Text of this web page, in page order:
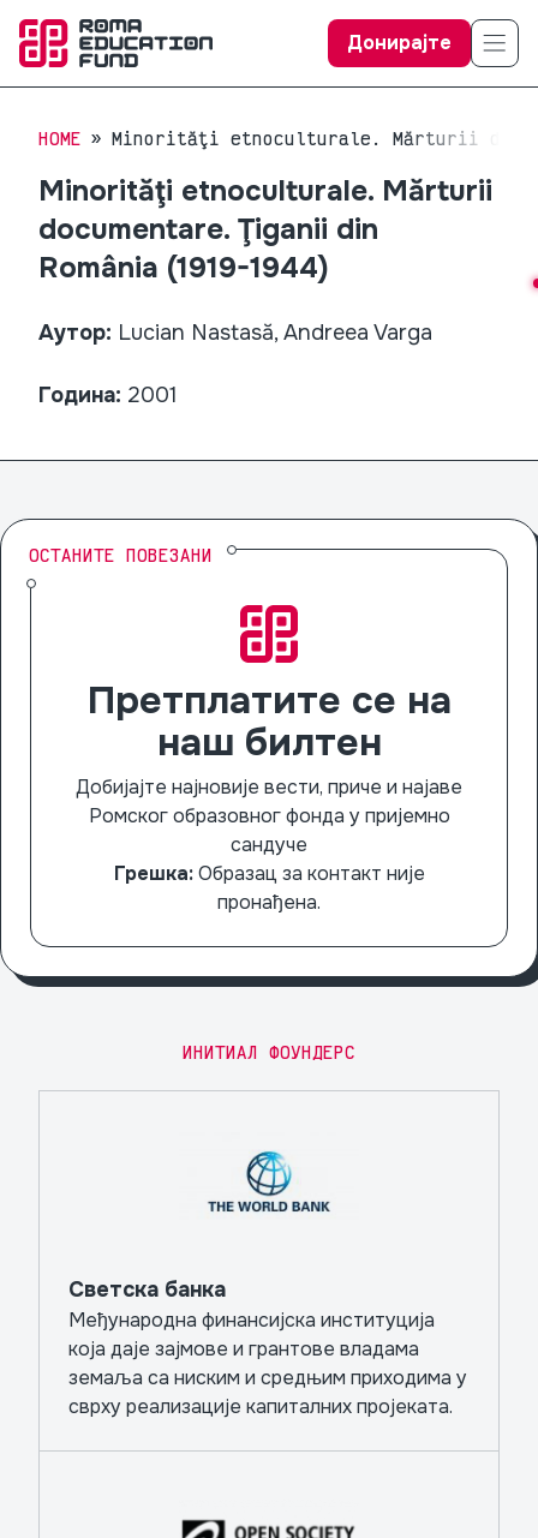
Донирајте
HOME Minorităţi etnoculturale. Mărturii
Minorităţi etnoculturale. Mărturii
documentare. Ţiganii din
România (1919-1944)
Аутор: Lucian Nastasă, Andreea Varga
Година: 2001
ОСТАНИТЕ ПОВЕЗАНИ
Претплатите се на
наш билтен
Добијајте најновије вести, приче и најаве
Ромског образовног фонда у пријемно
сандуче
Грешка:Образац за контакт није
пронађена.
ИНИТИАЛ ФОУНДЕРС
Светска банка
Међународна финансијска институција
која даје зајмове и грантове владама
земаља са ниским и средњим приходима у
сврху реализације капиталних пројеката.